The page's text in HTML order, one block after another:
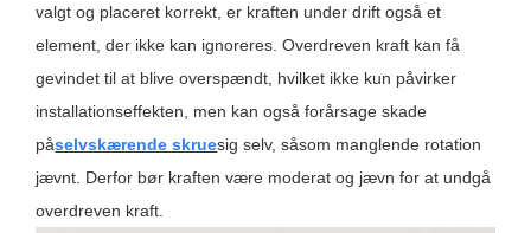
valgt og placeret korrekt, er kraften under drift også et
element, der ikke kan ignoreres. Overdreven kraft kan få
gevindet til at blive overspændt, hvilket ikke kun påvirker
installationseffekten, men kan også forårsage skade
påselvskærende skruesig selv, såsom manglende rotation
jævnt. Derfor bør kraften være moderat og jævn for at undgå
overdreven kraft.